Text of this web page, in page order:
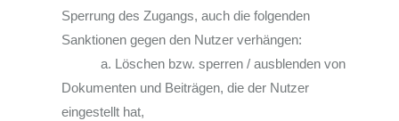
Sperrung des Zugangs, auch die folgenden
Sanktionen gegen den Nutzer verhängen:
a. Löschen bzw. sperren / ausblenden von
Dokumenten und Beiträgen, die der Nutzer
eingestellt hat,